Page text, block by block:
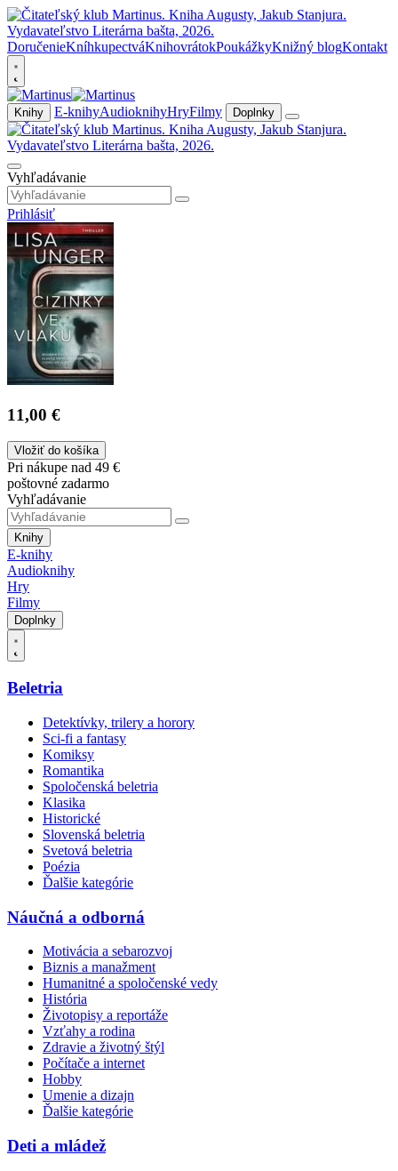
DoručenieKníhkupectváKnihovrátokPoukážkyKnižný blogKontakt
Knihy E-knihyAudioknihyHryFilmy Doplnky
Vyhľadávanie
Prihlásiť
11,00 €
Vložiť do košíka
Pri nákupe nad 49 €
poštovné zadarmo
Vyhľadávanie
Knihy
E-knihy
Audioknihy
Hry
Filmy
Doplnky
Beletria
Detektívky, trilery a horory
Sci-fi a fantasy
Komiksy
Romantika
Spoločenská beletria
Klasika
Historické
Slovenská beletria
Svetová beletria
Poézia
Ďalšie kategórie
Náučná a odborná
Motivácia a sebarozvoj
Biznis a manažment
Humanitné a spoločenské vedy
História
Životopisy a reportáže
Vzťahy a rodina
Zdravie a životný štýl
Počítače a internet
Hobby
Umenie a dizajn
Ďalšie kategórie
Deti a mládež